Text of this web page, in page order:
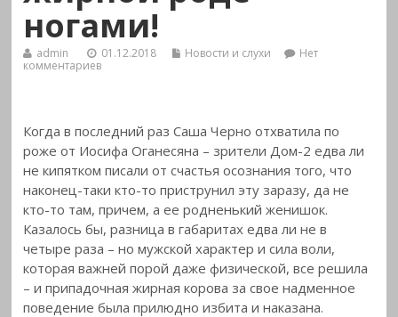
ногами!
admin 01.12.2018 Новости и слухи
Нет
комментариев
Когда в последний раз Саша Черно отхватила по
роже от Иосифа Оганесяна – зрители Дом-2 едва ли
не кипятком писали от счастья осознания того, что
наконец-таки кто-то приструнил эту заразу, да не
кто-то там, причем, а ее родненький женишок.
Казалось бы, разница в габаритах едва ли не в
четыре раза – но мужской характер и сила воли,
которая важней порой даже физической, все решила
– и припадочная жирная корова за свое надменное
поведение была прилюдно избита и наказана.